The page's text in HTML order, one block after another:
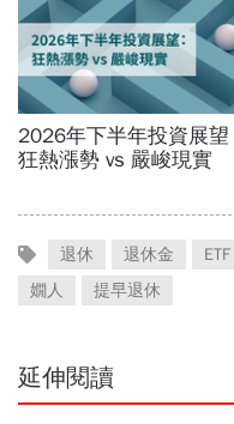
退休 退休金 ETF
嫺人
提早退休
延伸閱讀